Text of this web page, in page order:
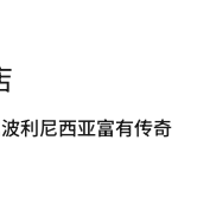
利尼西亚富有传奇